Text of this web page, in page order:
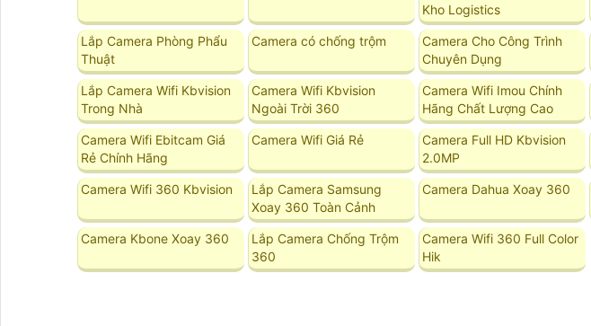
Kho Logistics
Lắp Camera Phòng Phẩu
Thuật
Camera có chống trộm
Camera Cho Công Trình
Chuyên Dụng
Lắp Camera Wifi Kbvision
Trong Nhà
Camera Wifi Kbvision
Ngoài Trời 360
Camera Wifi Imou Chính
Hãng Chất Lượng Cao
Camera Wifi Ebitcam Giá
Rẻ Chính Hãng
Camera Wifi Giá Rẻ
Camera Full HD Kbvision
2.0MP
Camera Wifi 360 Kbvision
Lắp Camera Samsung
Xoay 360 Toàn Cảnh
Camera Dahua Xoay 360
Camera Kbone Xoay 360
Lắp Camera Chống Trộm
360
Camera Wifi 360 Full Color
Hik